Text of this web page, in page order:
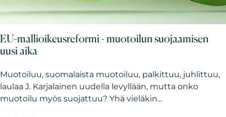
EU-mallioikeusreformi - muotoilun suojaamisen
uusi aika
Muotoiluu, suomalaista muotoiluu, palkittuu, juhlittuu,
laulaa J. Karjalainen uudella levyllään, mutta onko
muotoilu myös suojattuu? Yhä vieläkin...